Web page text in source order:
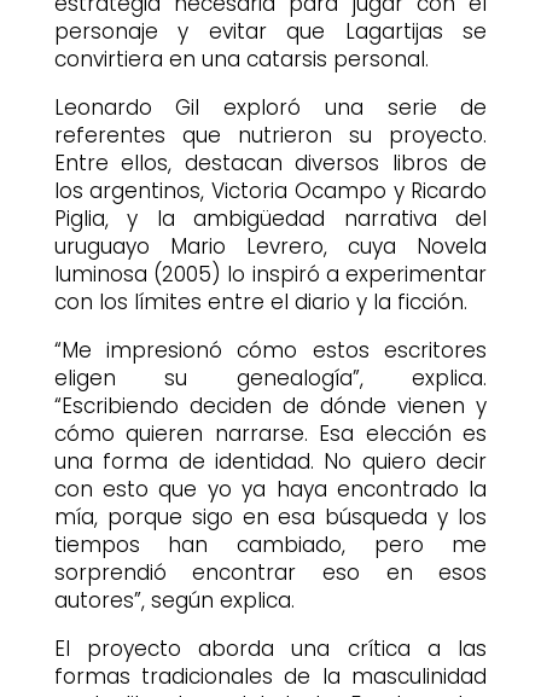
personaje y evitar que Lagartijas se
convirtiera en una catarsis personal.
Leonardo Gil exploró una serie de
referentes que nutrieron su proyecto.
Entre ellos, destacan diversos libros de
los argentinos, Victoria Ocampo y Ricardo
Piglia, y la ambigüedad narrativa del
uruguayo Mario Levrero, cuya Novela
luminosa (2005) lo inspiró a experimentar
con los límites entre el diario y la ficción.
“Me impresionó cómo estos escritores
eligen su genealogía”, explica.
“Escribiendo deciden de dónde vienen y
cómo quieren narrarse. Esa elección es
una forma de identidad. No quiero decir
con esto que yo ya haya encontrado la
mía, porque sigo en esa búsqueda y los
tiempos han cambiado, pero me
sorprendió encontrar eso en esos
autores”, según explica.
El proyecto aborda una crítica a las
formas tradicionales de la masculinidad